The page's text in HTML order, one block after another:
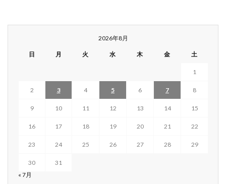
2026年8月
日 月 火 水 木 金 土
1
2 3 4 5 6 7 8
9 10 11 12 13 14 15
16 17 18 19 20 21 22
23 24 25 26 27 28 29
30
31
« 7月